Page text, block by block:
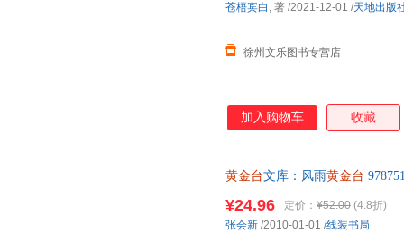
徐州文乐图书专营店
苍梧宾白 , 著 /2021-12-01 /天地出版
加入购物车 收藏
黄金台文库：风雨黄金台
¥24.96 定价： ¥52.00 (4.8折)
张会新 /2010-01-01 /线装书局